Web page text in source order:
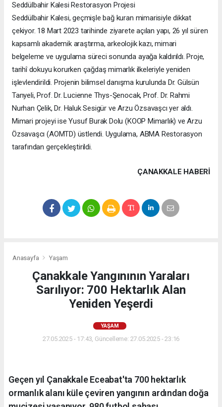
Seddülbahir Kalesi Restorasyon Projesi
Seddülbahir Kalesi, geçmişle bağ kuran mimarisiyle dikkat
çekiyor. 18 Mart 2023 tarihinde ziyarete açılan yapı, 26 yıl süren
kapsamlı akademik araştırma, arkeolojik kazı, mimari
belgeleme ve uygulama süreci sonunda ayağa kaldırıldı. Proje,
tarihî dokuyu korurken çağdaş mimarlık ilkeleriyle yeniden
işlevlendirildi. Projenin bilimsel danışma kurulunda Dr. Gülsün
Tanyeli, Prof. Dr. Lucienne Thys-Şenocak, Prof. Dr. Rahmi
Nurhan Çelik, Dr. Haluk Sesigür ve Arzu Özsavaşcı yer aldı.
Mimari projeyi ise Yusuf Burak Dolu (KOOP Mimarlık) ve Arzu
Özsavaşcı (AOMTD) üstlendi. Uygulama, ABMA Restorasyon
tarafından gerçekleştirildi.
ÇANAKKALE HABERİ
Anasayfa Yaşam
Çanakkale Yangınının Yaraları
Sarılıyor: 700 Hektarlık Alan
Yeniden Yeşerdi
YAŞAM
27.05.2025 - 17:43, Güncelleme: 27.05.2025 - 23:16
Geçen yıl Çanakkale Eceabat'ta 700 hektarlık
ormanlık alanı küle çeviren yangının ardından doğa